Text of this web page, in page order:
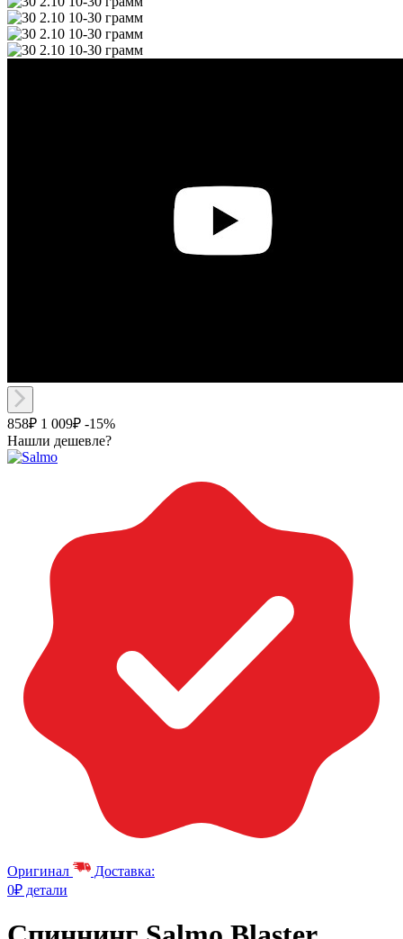
858₽ 1 009₽ -15%
Нашли дешевле?
Оригинал
Доставка:
0₽ детали